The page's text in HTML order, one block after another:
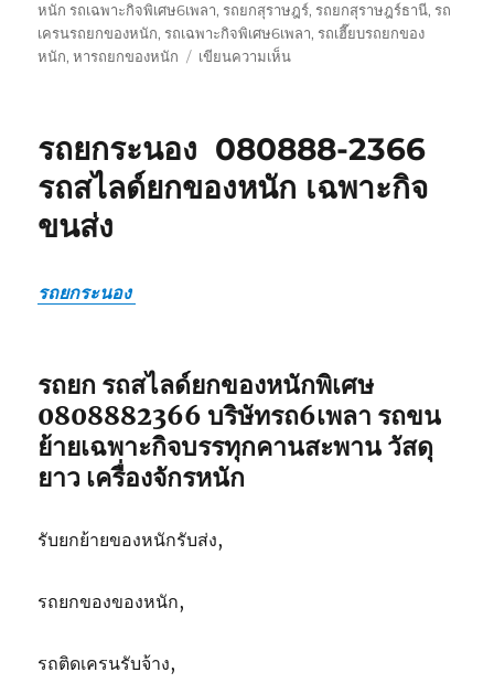
หนัก รถเฉพาะกิจพิเศษ6เพลา,รถยกสุราษฎร์,รถยกสุราษฎร์ธานี,รถ
เครนรถยกของหนัก,รถเฉพาะกิจพิเศษ6เพลา,รถเฮี๊ยบรถยกของ
หนัก,หารถยกของหนัก เขียนความเห็นบน
080888-
รถ
รถยกระนอง 080888-2366
รถสไลด์ยกของหนัก เฉพาะกิจ
ขนส่ง
รถยกระนอง
รถยก รถสไลด์ยกของหนักพิเศษ
0808882366 บริษัทรถ6เพลา รถขน
ย้ายเฉพาะกิจบรรทุกคานสะพาน วัสดุ
ยาว เครื่องจักรหนัก
รับยกย้ายของหนักรับส่ง,
รถยกของของหนัก,
รถติดเครนรับจ้าง,